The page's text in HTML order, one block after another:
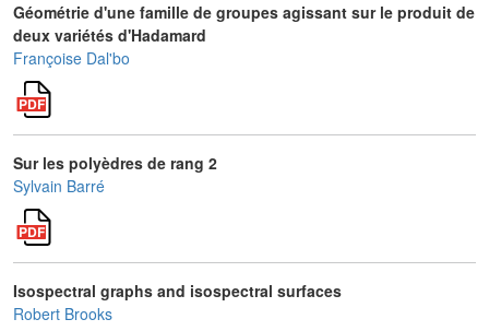
Géométrie d'une famille de groupes agissant sur le produit de
deux variétés d'Hadamard
Françoise Dal'bo
Sur les polyèdres de rang 2
Sylvain Barré
Isospectral graphs and isospectral surfaces
Robert Brooks